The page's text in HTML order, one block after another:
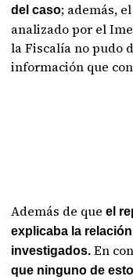
del caso; además,
analizado por el
la Fiscalía no pudo
información que
Además de queel
explicaba la
investigados.En
que ninguno de